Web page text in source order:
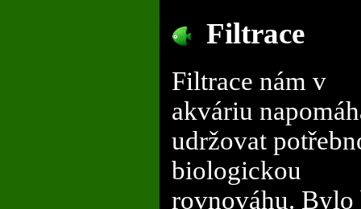
Filtrace
Filtrace nám v
akváriu
udržovat
biologickou
rovnováhu. Bylo